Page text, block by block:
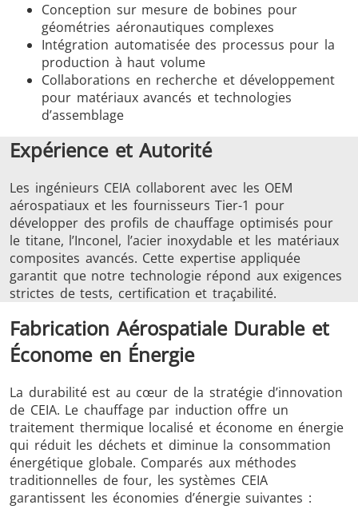
Conception sur mesure de bobines pour
géométries aéronautiques complexes
Intégration automatisée des processus pour la
production à haut volume
Collaborations en recherche et développement
pour matériaux avancés et technologies
d’assemblage
Expérience et Autorité
Les ingénieurs CEIA collaborent avec les OEM
aérospatiaux et les fournisseurs Tier-1 pour
développer des profils de chauffage optimisés pour
le titane, l’Inconel, l’acier inoxydable et les matériaux
composites avancés. Cette expertise appliquée
garantit que notre technologie répond aux exigences
strictes de tests, certification et traçabilité.
Fabrication Aérospatiale Durable et
Économe en Énergie
La durabilité est au cœur de la stratégie d’innovation
de CEIA. Le chauffage par induction offre un
traitement thermique localisé et économe en énergie
qui réduit les déchets et diminue la consommation
énergétique globale. Comparés aux méthodes
traditionnelles de four, les systèmes CEIA
garantissent les économies d’énergie suivantes :